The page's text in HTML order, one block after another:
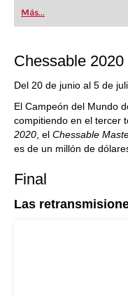
popular de Alemania” (Der
lo que necesita el
espectacular: Fritz 17
Más...
Chessable 2020
Del 20 de junio al 5 de
El Campeón del Mundo
compitiendo en el tercer
2020 , el Chessable
es de un millón de
Final
Las